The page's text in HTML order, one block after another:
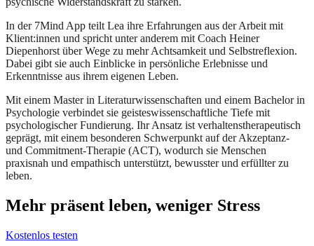
In der 7Mind App teilt Lea ihre Erfahrungen aus der Arbeit mit
Klient:innen und spricht unter anderem mit Coach Heiner
Diepenhorst über Wege zu mehr Achtsamkeit und Selbstreflexion.
Dabei gibt sie auch Einblicke in persönliche Erlebnisse und
Erkenntnisse aus ihrem eigenen Leben.
Mit einem Master in Literaturwissenschaften und einem Bachelor in
Psychologie verbindet sie geisteswissenschaftliche Tiefe mit
psychologischer Fundierung. Ihr Ansatz ist verhaltenstherapeutisch
geprägt, mit einem besonderen Schwerpunkt auf der Akzeptanz-
und Commitment-Therapie (ACT), wodurch sie Menschen
praxisnah und empathisch unterstützt, bewusster und erfüllter zu
leben.
Mehr präsent leben, weniger Stress
Kostenlos testen